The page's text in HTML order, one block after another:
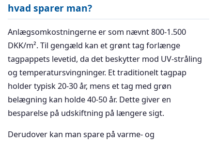
hvad sparer man?
Anlægsomkostningerne er som nævnt 800-1.500
DKK/m². Til gengæld kan et grønt tag forlænge
tagpappets levetid, da det beskytter mod UV-stråling
og temperatursvingninger. Et traditionelt tagpap
holder typisk 20-30 år, mens et tag med grøn
belægning kan holde 40-50 år. Dette giver en
besparelse på udskiftning på længere sigt.
Derudover kan man spare på varme- og